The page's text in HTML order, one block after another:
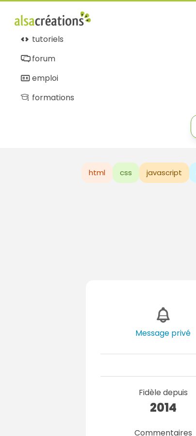
tutoriels
forum
emploi
formations
html css javascript
Message privé
Fidèle depuis
2014
Commentaires